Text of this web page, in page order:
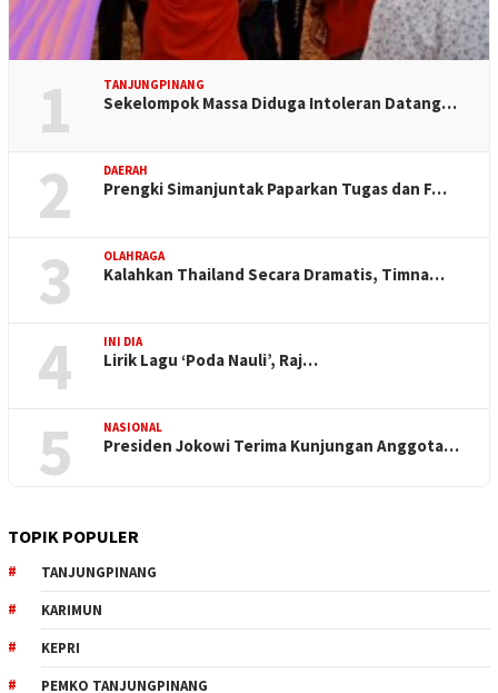
1 TANJUNGPINANG
Sekelompok Massa Diduga Intoleran Datang…
2 DAERAH
Prengki Simanjuntak Paparkan Tugas dan F…
3 OLAHRAGA
Kalahkan Thailand Secara Dramatis, Timna…
4 INI DIA
Lirik Lagu ‘Poda Nauli’, Raj…
5 NASIONAL
Presiden Jokowi Terima Kunjungan Anggota…
TOPIK POPULER
TANJUNGPINANG
KARIMUN
KEPRI
PEMKO TANJUNGPINANG